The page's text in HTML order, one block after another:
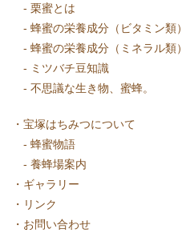
- 栗蜜とは
- 蜂蜜の栄養成分（ビタミン類）
- 蜂蜜の栄養成分（ミネラル類）
- ミツバチ豆知識
- 不思議な生き物、蜜蜂。
・ 宝塚はちみつについて
- 蜂蜜物語
- 養蜂場案内
・ ギャラリー
・ リンク
・ お問い合わせ